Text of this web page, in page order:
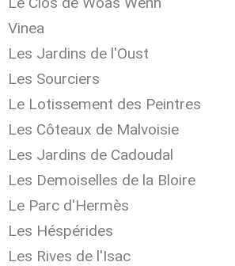
Vinea
Les Jardins de l'Oust
Les Sourciers
Le Lotissement des Peintres
Les Côteaux de Malvoisie
Les Jardins de Cadoudal
Les Demoiselles de la Bloire
Le Parc d'Hermès
Les Héspérides
Les Rives de l'Isac